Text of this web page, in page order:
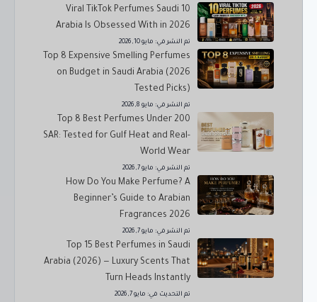
10 Viral TikTok Perfumes Saudi
Arabia Is Obsessed With in 2026
تم النشر في:مايو 10, 2026
Top 8 Expensive Smelling Perfumes
on Budget in Saudi Arabia (2026
Tested Picks)
تم النشر في:مايو 8, 2026
Top 8 Best Perfumes Under 200
SAR: Tested for Gulf Heat and Real-
World Wear
تم النشر في:مايو 7, 2026
How Do You Make Perfume? A
Beginner’s Guide to Arabian
Fragrances 2026
تم النشر في:مايو 7, 2026
Top 15 Best Perfumes in Saudi
Arabia (2026) — Luxury Scents That
Turn Heads Instantly
تم التحديث في:مايو 7, 2026